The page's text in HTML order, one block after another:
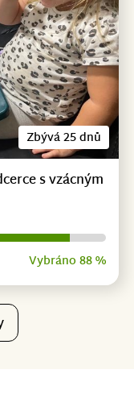
Zbývá 25 dnů
s vzácným
Vybráno 88 %